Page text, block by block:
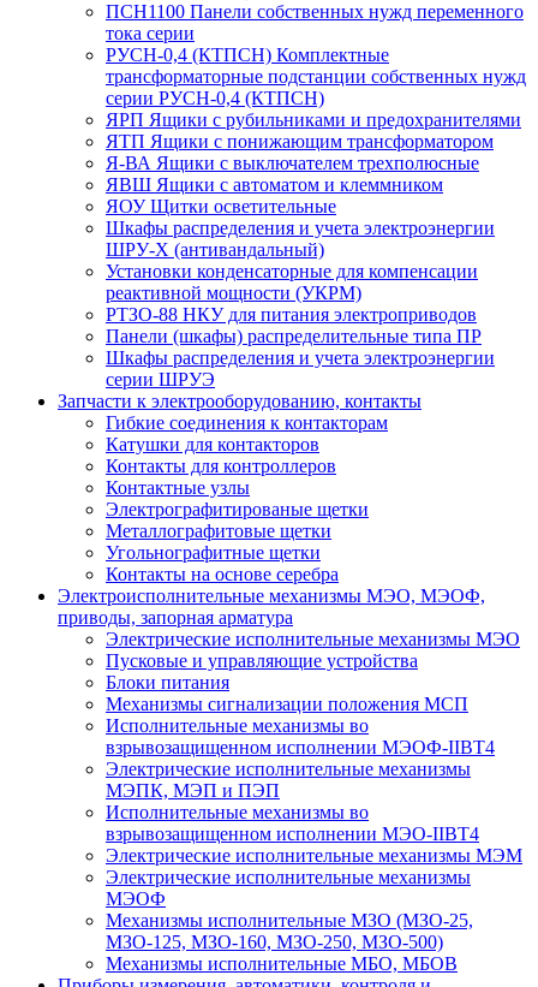
ПСН1100 Панели собственных нужд переменного
тока серии
РУСН-0,4 (КТПСН) Комплектные
трансформаторные подстанции собственных нужд
серии РУСН-0,4 (КТПСН)
ЯРП Ящики с рубильниками и предохранителями
ЯТП Ящики с понижающим трансформатором
Я-ВА Ящики с выключателем трехполюсные
ЯВШ Ящики с автоматом и клеммником
ЯОУ Щитки осветительные
Шкафы распределения и учета электроэнергии
ШРУ-Х (антивандальный)
Установки конденсаторные для компенсации
реактивной мощности (УКРМ)
РТЗО-88 НКУ для питания электроприводов
Панели (шкафы) распределительные типа ПР
Шкафы распределения и учета электроэнергии
серии ШРУЭ
Запчасти к электрооборудованию, контакты
Гибкие соединения к контакторам
Катушки для контакторов
Контакты для контроллеров
Контактные узлы
Электрографитированые щетки
Металлографитовые щетки
Угольнографитные щетки
Контакты на основе серебра
Электроисполнительные механизмы МЭО, МЭОФ,
приводы, запорная арматура
Электрические исполнительные механизмы МЭО
Пусковые и управляющие устройства
Блоки питания
Механизмы сигнализации положения МСП
Исполнительные механизмы во
взрывозащищенном исполнении МЭОФ-IIBT4
Электрические исполнительные механизмы
МЭПК, МЭП и ПЭП
Исполнительные механизмы во
взрывозащищенном исполнении МЭО-IIBT4
Электрические исполнительные механизмы МЭМ
Электрические исполнительные механизмы
МЭОФ
Механизмы исполнительные МЗО (МЗО-25,
МЗО-125, МЗО-160, МЗО-250, МЗО-500)
Механизмы исполнительные МБО, МБОВ